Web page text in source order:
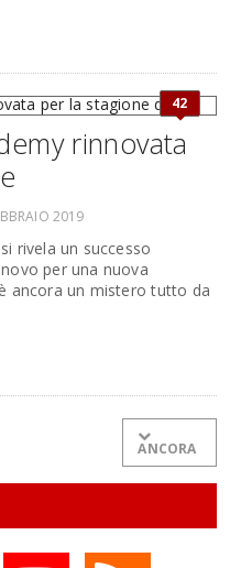
42
rinnovata
2019
rivela un successo
per una nuova
ancora un mistero tutto da
ANCORA